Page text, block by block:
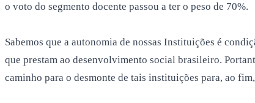
o voto do segmento docente passou a ter o peso de 70%.
Sabemos que a autonomia de nossas Instituições é
que prestam ao desenvolvimento social brasileiro.
caminho para o desmonte de tais instituições para, ao